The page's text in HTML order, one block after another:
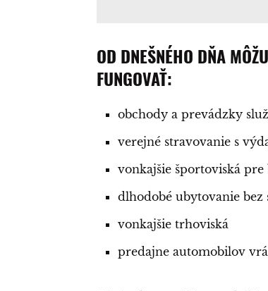
OD DNEŠNÉHO DŇA
FUNGOVAŤ:
obchody a prevádzky
verejné stravovanie s
vonkajšie športoviská
dlhodobé ubytovanie bez
vonkajšie trhoviská
predajne automobilov